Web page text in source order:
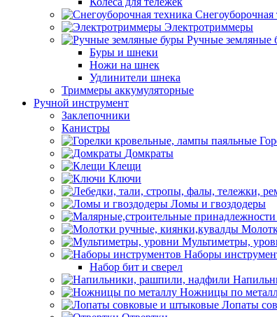
Снегоуборочная
Электротриммеры
Ручные земляные
Буры и шнеки
Ножи на шнек
Удлинители шнека
Триммеры аккумуляторные
Ручной инструмент
Заклепочники
Канистры
Домкраты
Клещи
Ключи
Ломы и гвоздодеры
Мультиметры,
Наборы
Набор бит и сверел
Ножницы по
Лопаты